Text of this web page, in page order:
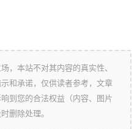
，本站不对其内容的真实性、
和承诺，仅供读者参考，文章
到您的合法权益（内容、图片
删除处理。